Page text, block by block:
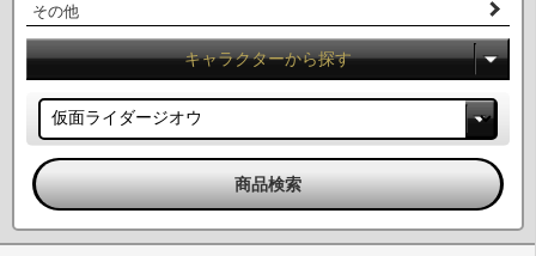
その他
キャラクターから探す